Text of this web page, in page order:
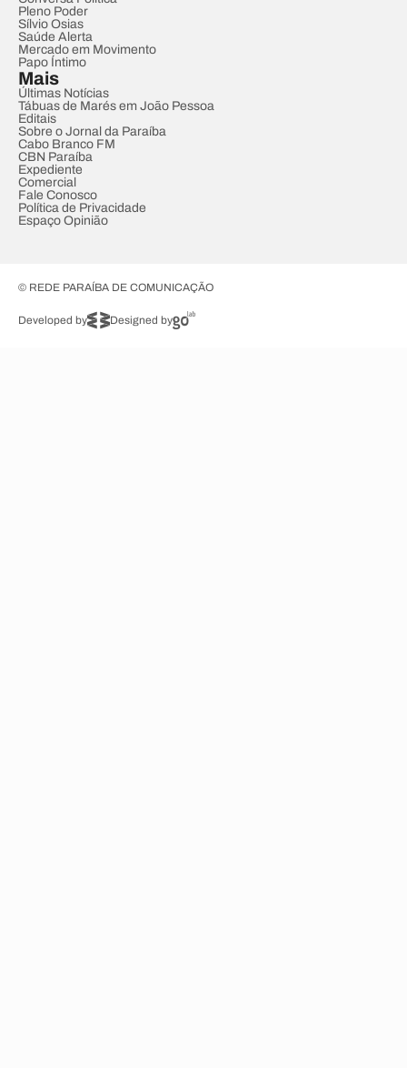
Pleno Poder
Sílvio Osias
Saúde Alerta
Mercado em Movimento
Papo Íntimo
Mais
Últimas Notícias
Tábuas de Marés em João Pessoa
Editais
Sobre o Jornal da Paraíba
Cabo Branco FM
CBN Paraíba
Expediente
Comercial
Fale Conosco
Política de Privacidade
Espaço Opinião
© REDE PARAÍBA DE COMUNICAÇÃO
Developed by Designed by